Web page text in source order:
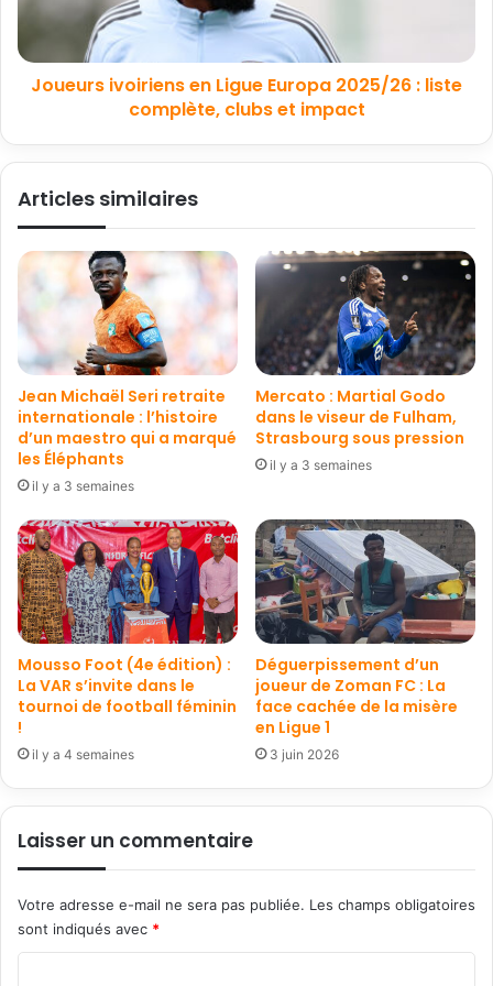
Joueurs ivoiriens en Ligue Europa 2025/26 : liste
complète, clubs et impact
Articles similaires
Jean Michaël Seri retraite
internationale : l’histoire
d’un maestro qui a marqué
les Éléphants
il y a 3 semaines
Mercato : Martial Godo
dans le viseur de Fulham,
Strasbourg sous pression
il y a 3 semaines
Mousso Foot (4e édition) :
La VAR s’invite dans le
tournoi de football féminin
!
il y a 4 semaines
Déguerpissement d’un
joueur de Zoman FC : La
face cachée de la misère
en Ligue 1
3 juin 2026
Laisser un commentaire
Votre adresse e-mail ne sera pas publiée. Les champs obligatoires
sont indiqués avec *